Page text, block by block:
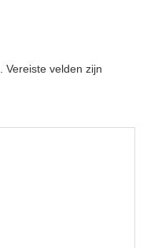
Vereiste velden zijn